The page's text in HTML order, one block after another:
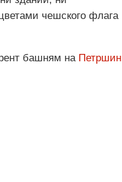
чешского флага
башням на Петршин